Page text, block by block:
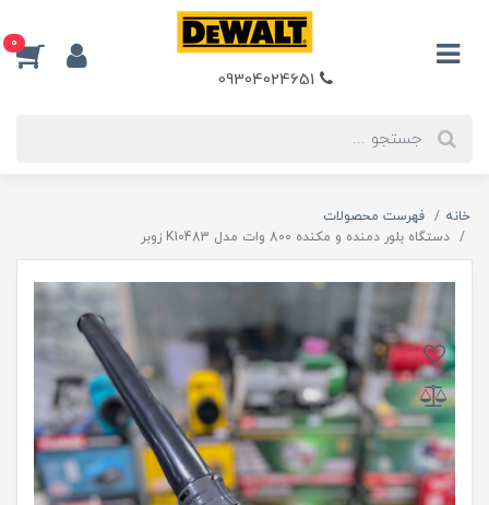
0
خانه
فهرست محصولات
دستگاه بلور دمنده و مکنده 800 وات مدل K10483 زوبر